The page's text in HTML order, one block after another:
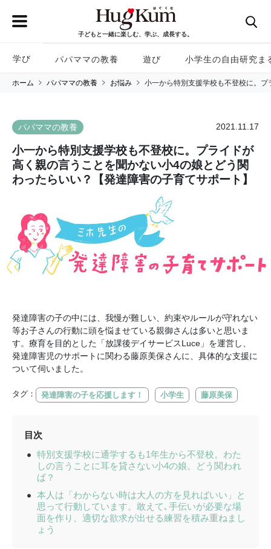
子どもと一緒に楽しむ、学ぶ、成長する。
学び パパママの教養 遊び 小学生の自由研究ま
ホーム パパママの教養 お悩み 小一から特別支援学校も不登校に。
パパママの教養 2021.11.17
小一から特別支援学校も不登校に。プライドが
高く親の言うことを聞かない小4の娘とどう関
わったらいい？【発達障害の子育てサポート】
発達障害の子の中には、我慢が難しい、約束やルールが守れない
等お子さんの行動に頭を悩ませている親御さんは多いと思いま
す。療育を目的とした「放課後デイサービスLuce」を運営し、
発達障害児のサポートに関わる藤原美保さんに、具体的な支援に
ついて伺いました。
タグ： 発達障害の子を応援します！ 小学生 藤原美保
目次
特別支援学校に通学するも1年生から不登校。わた
しの言うことに耳を貸さない小4の娘。どう関われ
ば？
本人は「わからない時は大人の方を見ればいい」と
思って行動しています。敢えて､手伝いが必要な場
面を作り、適切な欲求が出せる練習を積み重ねまし
ょう